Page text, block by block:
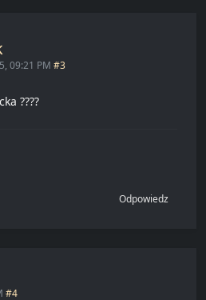
09:21 PM #3
????
Odpowiedz
#4